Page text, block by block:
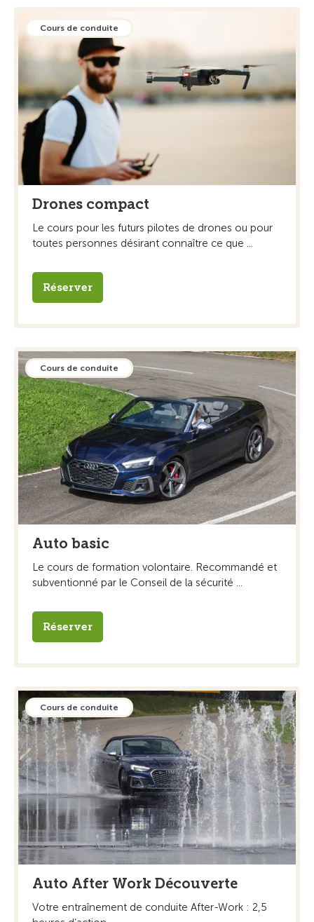
Cours de conduite
Drones compact
Le cours pour les futurs pilotes de drones ou pour
toutes personnes désirant connaître ce que ...
Réserver
Cours de conduite
Auto basic
Le cours de formation volontaire. Recommandé et
subventionné par le Conseil de la sécurité ...
Réserver
Cours de conduite
Auto After Work Découverte
Votre entraînement de conduite After-Work : 2,5